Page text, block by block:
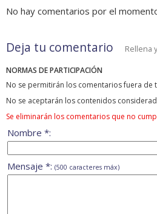
No hay comentarios por el
Deja tu comentario Rellena
NORMAS DE PARTICIPACIÓN
No se permitirán los comentarios fuera de
No se aceptarán los contenidos
Se eliminarán los comentarios que no
Nombre *:
Mensaje *: (500 caracteres máx)